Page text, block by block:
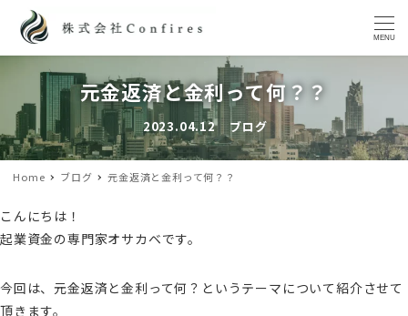
MENU
元金返済と金利って何？？
投稿日
2023.04.12
カテゴリー
ブログ
Home ブログ 元金返済と金利って何？？
こんにちは！
起業資金の専門家オサカベです。
今回は、元金返済と金利って何？というテーマについて紹介させて
頂きます。